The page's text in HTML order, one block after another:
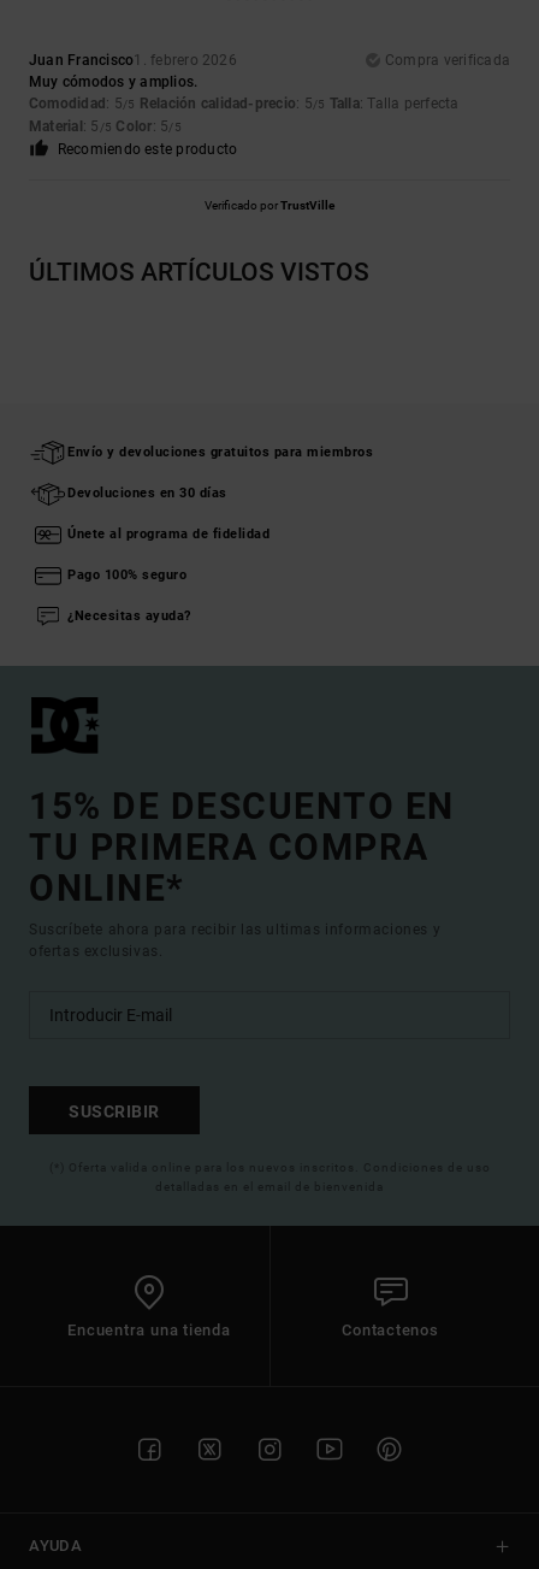
Juan Francisco1. febrero 2026
Compra verificada
Muy cómodos y amplios.
Comodidad : 5/5 Relación calidad-precio: 5/5 Talla: Talla perfecta
Material : 5 /5 Color: 5/5
Recomiendo este producto
Verificado porTrustVille
ÚLTIMOS ARTÍCULOS VISTOS
Envío y devoluciones gratuitos para miembros
Devoluciones en 30 días
Únete al programa de fidelidad
Pago 100% seguro
¿Necesitas ayuda?
15% DE DESCUENTO EN
TU PRIMERA COMPRA
ONLINE*
Suscríbete ahora para recibir las ultimas informaciones y
ofertas exclusivas.
SUSCRIBIR
(*) Oferta valida online para los nuevos inscritos. Condiciones de uso
detalladas en el email de bienvenida
Encuentra una tienda Contactenos
AYUDA